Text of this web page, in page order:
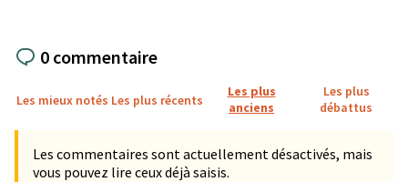
0 commentaire
Les mieux notés Les plus récents
Les plus
anciens
Les plus
débattus
Les commentaires sont actuellement désactivés, mais
vous pouvez lire ceux déjà saisis.